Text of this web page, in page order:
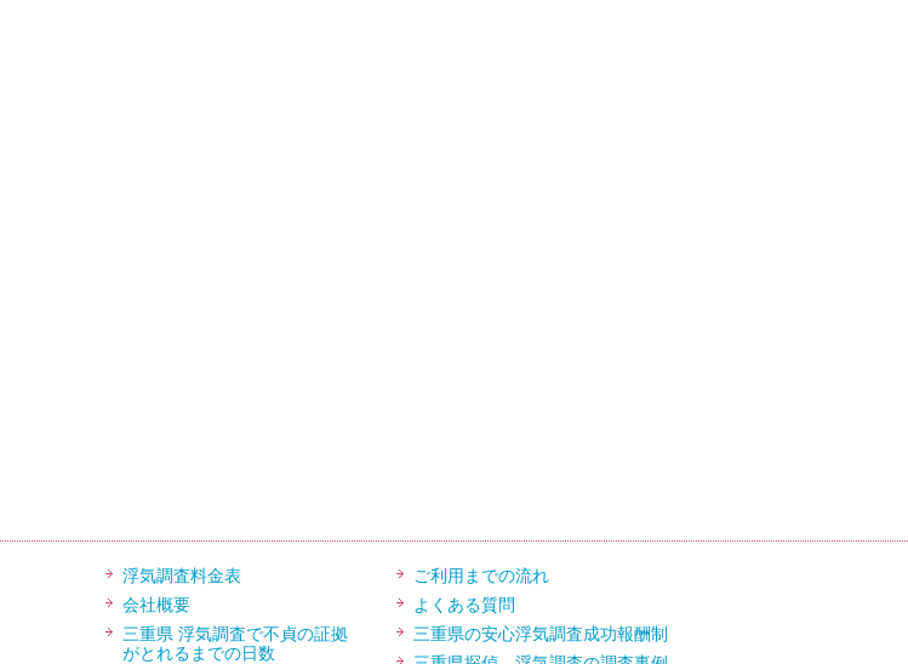
浮気調査料金表
会社概要
三重県 浮気調査で不貞の証拠
がとれるまでの日数
ご利用までの流れ
よくある質問
三重県の安心浮気調査成功報酬制